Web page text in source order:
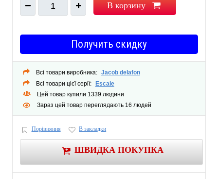
1 В корзину
Получить скидку
Всі товари виробника: Jacob delafon
Всі товари цієї серії:
Escale
Цей товар купили 1339 людини
Зараз цей товар переглядають 16 людей
Порівняння В закладки
ШВИДКА ПОКУПКА